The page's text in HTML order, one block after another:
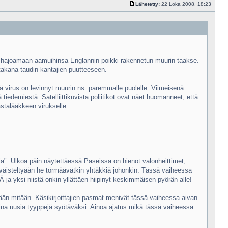
Lähetetty: 22 Loka 2008, 18:23
aamuihinsa Englannin poikki rakennetun muurin taakse.
taudin kantajien puutteeseen.
on levinnyt muurin ns. paremmalle puolelle. Viimeisenä
Satelliittikuvista poliitikot ovat näet huomanneet, että
virukselle.
Ulkoa päin näytettäessä Paseissa on hienot valonheittimet,
he törmäävätkin yhtäkkiä johonkin. Tässä vaiheessa
ja yksi niistä onkin yllättäen hiipinyt keskimmäisen pyörän alle!
mitään. Käsikirjoittajien pasmat menivät tässä vaiheessa aivan
uusia tyyppejä syötäväksi. Ainoa ajatus mikä tässä vaiheessa